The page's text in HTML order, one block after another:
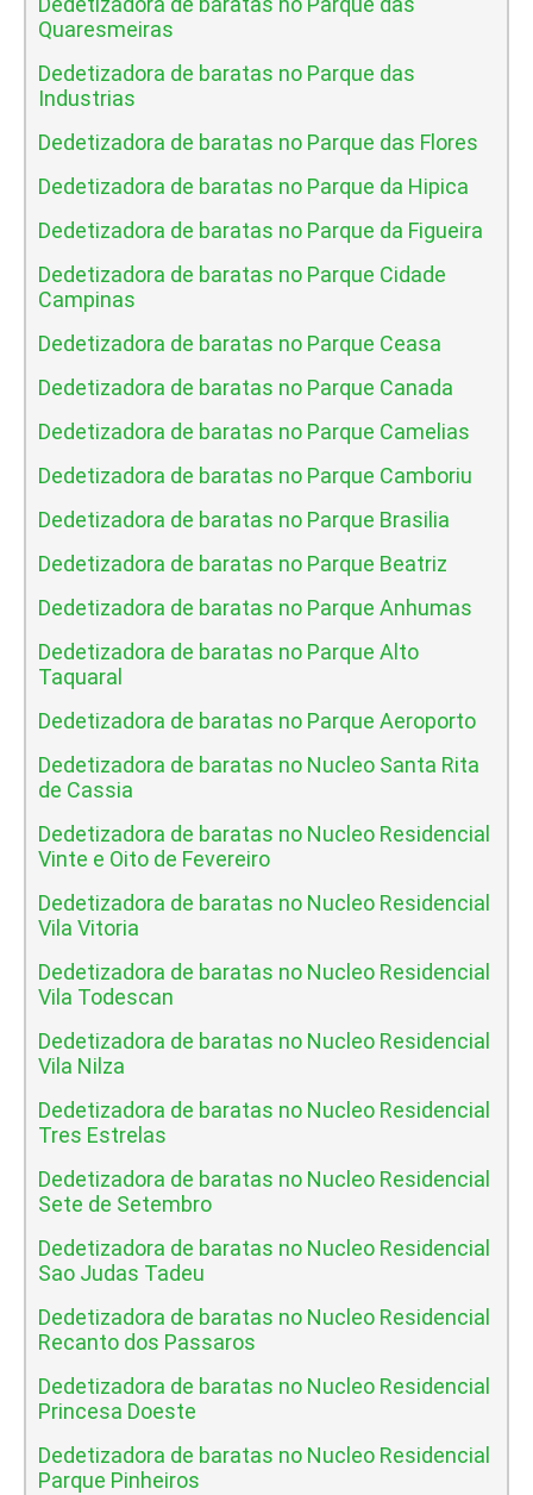
Quaresmeiras
Dedetizadora de baratas no Parque das
Industrias
Dedetizadora de baratas no Parque das Flores
Dedetizadora de baratas no Parque da Hipica
Dedetizadora de baratas no Parque da Figueira
Dedetizadora de baratas no Parque Cidade
Campinas
Dedetizadora de baratas no Parque Ceasa
Dedetizadora de baratas no Parque Canada
Dedetizadora de baratas no Parque Camelias
Dedetizadora de baratas no Parque Camboriu
Dedetizadora de baratas no Parque Brasilia
Dedetizadora de baratas no Parque Beatriz
Dedetizadora de baratas no Parque Anhumas
Dedetizadora de baratas no Parque Alto
Taquaral
Dedetizadora de baratas no Parque Aeroporto
Dedetizadora de baratas no Nucleo Santa Rita
de Cassia
Dedetizadora de baratas no Nucleo Residencial
Vinte e Oito de Fevereiro
Dedetizadora de baratas no Nucleo Residencial
Vila Vitoria
Dedetizadora de baratas no Nucleo Residencial
Vila Todescan
Dedetizadora de baratas no Nucleo Residencial
Vila Nilza
Dedetizadora de baratas no Nucleo Residencial
Tres Estrelas
Dedetizadora de baratas no Nucleo Residencial
Sete de Setembro
Dedetizadora de baratas no Nucleo Residencial
Sao Judas Tadeu
Dedetizadora de baratas no Nucleo Residencial
Recanto dos Passaros
Dedetizadora de baratas no Nucleo Residencial
Princesa Doeste
Dedetizadora de baratas no Nucleo Residencial
Parque Pinheiros